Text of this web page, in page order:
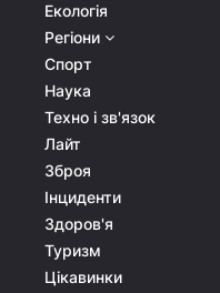
Екологія
Регіони
Спорт
Наука
Техно і зв'язок
Лайт
Зброя
Інциденти
Здоров'я
Туризм
Цікавинки